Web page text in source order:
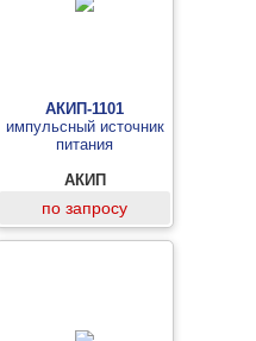
АКИП-1101
импульсный источник
питания
АКИП
по запросу